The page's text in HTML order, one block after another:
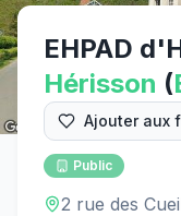
EHPAD
Hérisson (
Ajouter aux
Public
2 rue des